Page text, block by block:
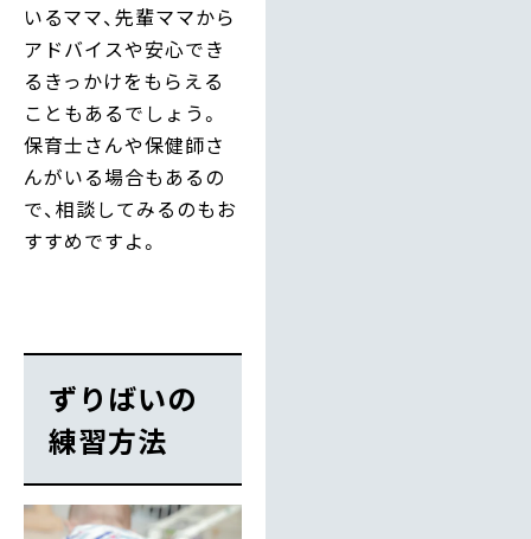
いるママ、先輩ママから
アドバイスや安心でき
るきっかけをもらえる
こともあるでしょう。
保育士さんや保健師さ
んがいる場合もあるの
で、相談してみるのもお
すすめですよ。
ずりばいの
練習方法